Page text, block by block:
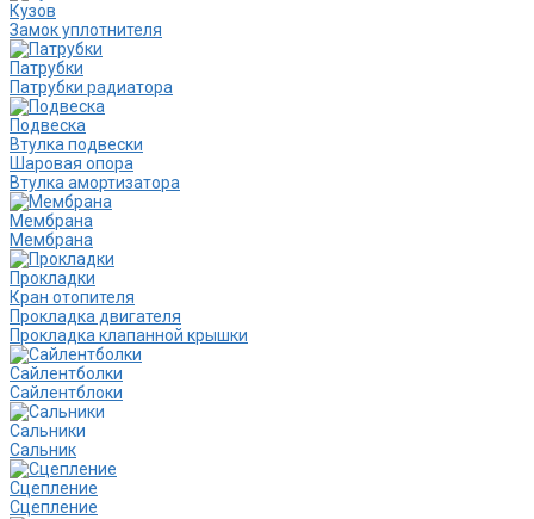
Кузов
Замок уплотнителя
Патрубки
Патрубки радиатора
Подвеска
Втулка подвески
Шаровая опора
Втулка амортизатора
Мембрана
Мембрана
Прокладки
Кран отопителя
Прокладка двигателя
Прокладка клапанной крышки
Сайлентболки
Сайлентблоки
Сальники
Сальник
Сцепление
Сцепление